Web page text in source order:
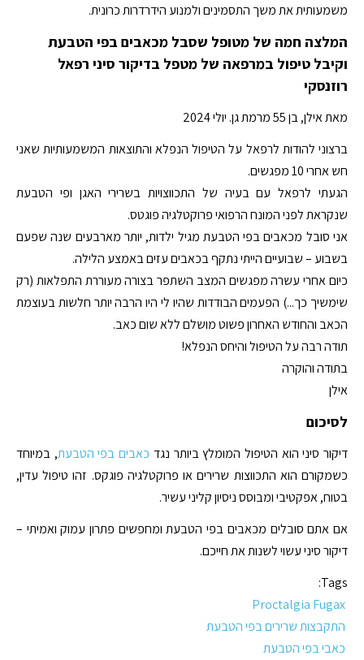
משמעותית את משך התסמינים ולמנוע הידרדרות כרונית.
המלצה חמה של מטופל שסבל מכאבים בפי הטבעת
וקיבל טיפול במרפאה של מטפל בדיקור סיני רפאל
רוזנסקי
מאת אילן, בן 55 מרמת גן. יולי 2024
ברצוני להודות לרפאל על הטיפול הנפלא והתוצאות המשמעותיות שאני
חש אחרי 10 מפגשים.
הגעתי לרפאל עם בעיה של התכווצויות בשרירי האגן ופי הטבעת
שנקראת לפני המונח הרפואי פרוקטלגיה פוגטס.
אני סובל מכאבים בפי הטבעת מגיל ילדות, יותר מארבעים שנה שפעם
בשבוע – שבועיים הייתי נתקף בכאבים עזים באמצע הלילה.
כיום אחרי עשרה מפגשים המצב השתפר בצורה מעוררת התפלאות (רק
שימשיך כך...) הפעמים הבודדות שהיו לי היו הרבה יותר חלשות בעוצמת
הכאב והחודש האחרון פשוט מושלם ללא שום כאב.
תודה רבה על הטיפול והיחס הנפלא!
בתודה והוקרה
אילן
לסיכום
דיקור סיני הוא הטיפול המומלץ ביותר נגד כאבים בפי הטבעת, במיוחד
כשמקורם הוא התכווצות שרירים או פרוקטלגיה פוגקס. זהו טיפול עדין,
בטוח, אפקטיבי ומבוסס ניסיון קליני עשיר.
אם אתם סובלים מכאבים בפי הטבעת ומחפשים פתרון עמוק ואמיתי –
דיקור סיני עשוי לשנות את חייכם.
Tags:
Proctalgia Fugax
התקבצות שרירים בפי הטבעת
כאבי בפי הטבעת